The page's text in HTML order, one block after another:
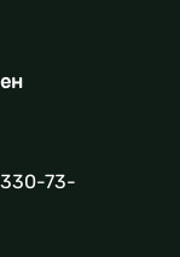
73-